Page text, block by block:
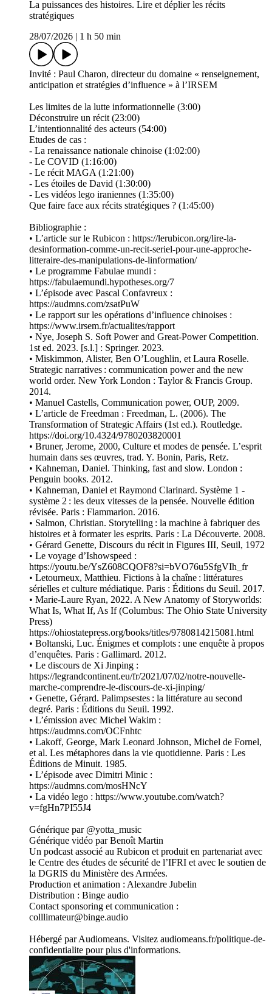
La puissances des histoires. Lire et déplier les récits
stratégiques
28/07/2026
1 h 50 min
Invité : Paul Charon, directeur du domaine « renseignement,
anticipation et stratégies d’influence » à l’IRSEM
Les limites de la lutte informationnelle (3:00)
Déconstruire un récit (23:00)
L’intentionnalité des acteurs (54:00)
Etudes de cas :
- La renaissance nationale chinoise (1:02:00)
- Le COVID (1:16:00)
- Le récit MAGA (1:21:00)
- Les étoiles de David (1:30:00)
- Les vidéos lego iraniennes (1:35:00)
Que faire face aux récits stratégiques ? (1:45:00)
Bibliographie :
• L’article sur le Rubicon : https://lerubicon.org/lire-la-
desinformation-comme-un-recit-seriel-pour-une-approche-
litteraire-des-manipulations-de-linformation/
• Le programme Fabulae mundi :
https://fabulaemundi.hypotheses.org/7
• L’épisode avec Pascal Confavreux :
https://audmns.com/zsatPuW
• Le rapport sur les opérations d’influence chinoises :
https://www.irsem.fr/actualites/rapport
• Nye, Joseph S. Soft Power and Great-Power Competition.
1st ed. 2023. [s.l.] : Springer. 2023.
• Miskimmon, Alister, Ben O’Loughlin, et Laura Roselle.
Strategic narratives : communication power and the new
world order. New York London : Taylor & Francis Group.
2014.
• Manuel Castells, Communication power, OUP, 2009.
• L’article de Freedman : Freedman, L. (2006). The
Transformation of Strategic Affairs (1st ed.). Routledge.
https://doi.org/10.4324/9780203820001
• Bruner, Jerome, 2000, Culture et modes de pensée. L’esprit
humain dans ses œuvres, trad. Y. Bonin, Paris, Retz.
• Kahneman, Daniel. Thinking, fast and slow. London :
Penguin books. 2012.
• Kahneman, Daniel et Raymond Clarinard. Système 1 -
système 2 : les deux vitesses de la pensée. Nouvelle édition
révisée. Paris : Flammarion. 2016.
• Salmon, Christian. Storytelling : la machine à fabriquer des
histoires et à formater les esprits. Paris : La Découverte. 2008.
• Gérard Genette, Discours du récit in Figures III, Seuil, 1972
• Le voyage d’Ishowspeed :
https://youtu.be/YsZ608CQOF8?si=bVO76u5SfgVIh_fr
• Letourneux, Matthieu. Fictions à la chaîne : littératures
sérielles et culture médiatique. Paris : Éditions du Seuil. 2017.
• Marie-Laure Ryan, 2022. A New Anatomy of Storyworlds:
What Is, What If, As If (Columbus: The Ohio State University
Press)
https://ohiostatepress.org/books/titles/9780814215081.html
• Boltanski, Luc. Énigmes et complots : une enquête à propos
d’enquêtes. Paris : Gallimard. 2012.
• Le discours de Xi Jinping :
https://legrandcontinent.eu/fr/2021/07/02/notre-nouvelle-
marche-comprendre-le-discours-de-xi-jinping/
• Genette, Gérard. Palimpsestes : la littérature au second
degré. Paris : Éditions du Seuil. 1992.
• L’émission avec Michel Wakim :
https://audmns.com/OCFnhtc
• Lakoff, George, Mark Leonard Johnson, Michel de Fornel,
et al. Les métaphores dans la vie quotidienne. Paris : Les
Éditions de Minuit. 1985.
• L’épisode avec Dimitri Minic :
https://audmns.com/mosHNcY
• La vidéo lego : https://www.youtube.com/watch?
v=fgHn7PI55J4
Générique par @yotta_music
Générique vidéo par Benoît Martin
Un podcast associé au Rubicon et produit en partenariat avec
le Centre des études de sécurité de l’IFRI et avec le soutien de
la DGRIS du Ministère des Armées.
Production et animation : Alexandre Jubelin
Distribution : Binge audio
Contact sponsoring et communication :
colllimateur@binge.audio
Hébergé par Audiomeans. Visitez audiomeans.fr/politique-de-
confidentialite pour plus d'informations.